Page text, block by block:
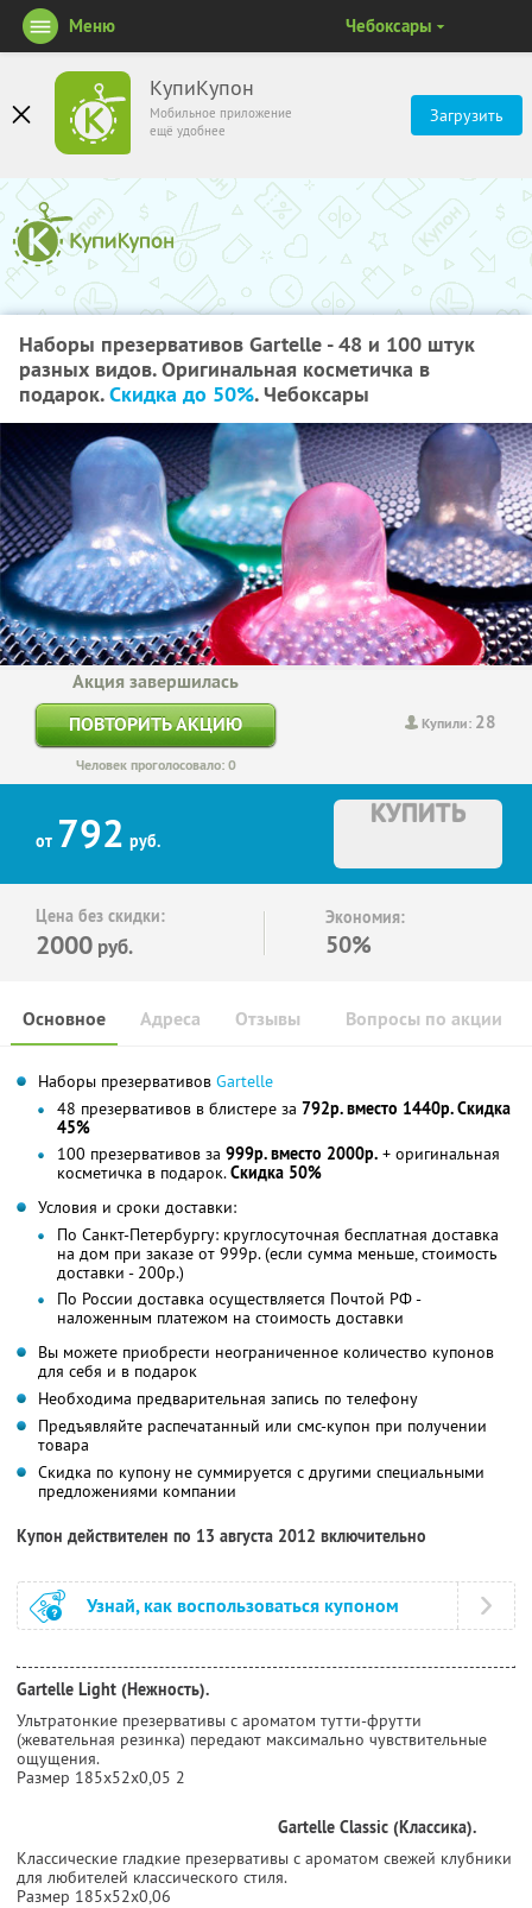
КупиКупон
Мобильное приложение
ещё удобнее
Загрузить
Меню Чебоксары
Наборы презервативов Gartelle - 48 и 100 штук
разных видов. Оригинальная косметичка в
подарок.Скидка до 50%. Чебоксары
Купили: 28
Акция завершилась
ПОВТОРИТЬ АКЦИЮ
Человек проголосовало: 0
от 792 руб.
КУПИТЬ
Цена без скидки:
2000 руб.
Экономия:
50%
Основное Отзывы Вопросы по акции
Адреса
Наборы презервативов Gartelle
48 презервативов в блистере за 792р. вместо 1440р. Скидка
45%
100 презервативов за 999р. вместо 2000р. + оригинальная
косметичка в подарок.Скидка 50%
Условия и сроки доставки:
По Санкт-Петербургу: круглосуточная бесплатная доставка
на дом при заказе от 999р. (если сумма меньше, стоимость
доставки - 200р.)
По России доставка осуществляется Почтой РФ -
наложенным платежом на стоимость доставки
Вы можете приобрести неограниченное количество купонов
для себя и в подарок
Необходима предварительная запись по телефону
Предъявляйте распечатанный или смс-купон при получении
товара
Скидка по купону не суммируется с другими специальными
предложениями компании
Купон действителен по 13 августа 2012 включительно
Узнай, как воспользоваться купоном
Gartelle Light (Нежность).
Ультратонкие презервативы с ароматом тутти-фрутти
(жевательная резинка) передают максимально чувствительные
ощущения.
Размер 185х52х0,05 2
Gartelle Classic (Классика).
Классические гладкие презервативы с ароматом свежей клубники
для любителей классического стиля.
Размер 185х52х0,06